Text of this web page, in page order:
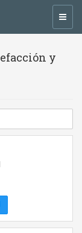
y